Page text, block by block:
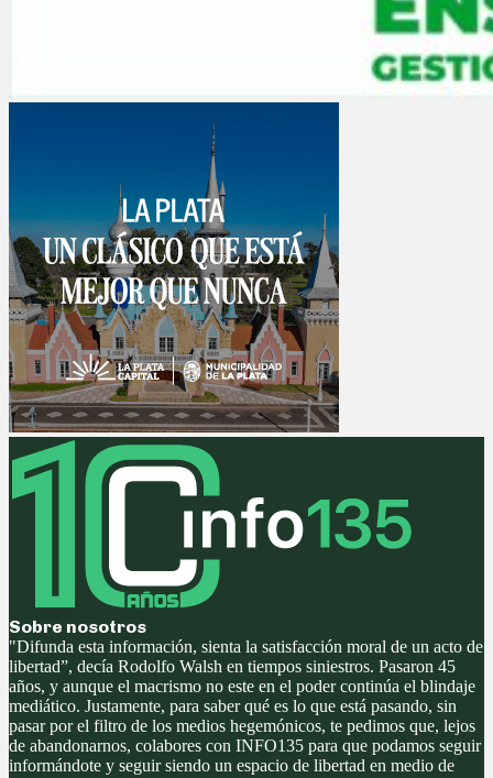
Sobre nosotros
"Difunda esta información, sienta la satisfacción moral de un acto de
libertad”, decía Rodolfo Walsh en tiempos siniestros. Pasaron 45
años, y aunque el macrismo no este en el poder continúa el blindaje
mediático. Justamente, para saber qué es lo que está pasando, sin
pasar por el filtro de los medios hegemónicos, te pedimos que, lejos
de abandonarnos, colabores con INFO135 para que podamos seguir
informándote y seguir siendo un espacio de libertad en medio de